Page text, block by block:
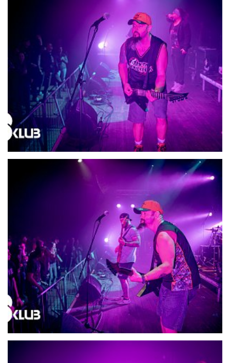
21714-DSC06628
21715-DSC06630